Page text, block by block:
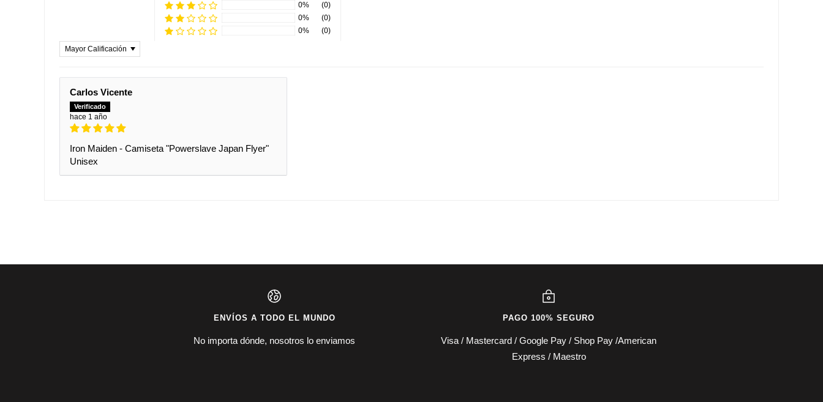
0%
(0)
0%
(0)
0%
(0)
Sort by
Carlos Vicente
hace 1 año
Iron Maiden - Camiseta "Powerslave Japan Flyer"
Unisex
ENVÍOS A TODO EL MUNDO
No importa dónde, nosotros lo enviamos
PAGO 100% SEGURO
Visa / Mastercard / Google Pay / Shop Pay /American
Express / Maestro